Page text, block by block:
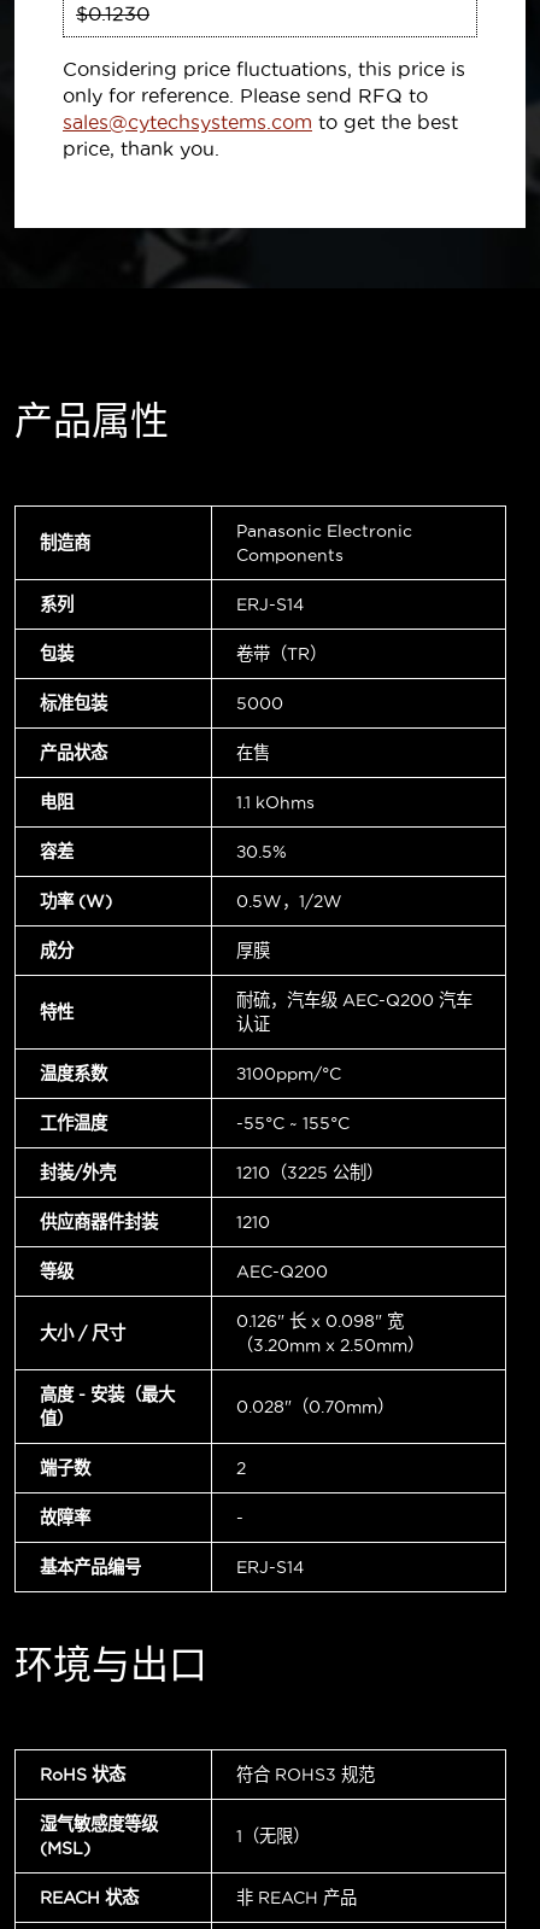
$0.1230
Considering price fluctuations, this price is
only for reference. Please send RFQ to
sales@cytechsystems.com to get the best
price, thank you.
产品属性
制造商
Panasonic Electronic
Components
系列 ERJ-S14
包装 卷带（TR）
标准包装 5000
产品状态 在售
电阻 1.1 kOhms
容差 ±0.5%
功率 (W) 0.5W，1/2W
成分 厚膜
特性
耐硫，汽车级 AEC-Q200 汽车
认证
温度系数 ±100ppm/°C
工作温度 -55°C ~ 155°C
封装/外壳 1210（3225 公制）
供应商器件封装 1210
等级 AEC-Q200
大小 / 尺寸
0.126" 长 x 0.098" 宽
（3.20mm x 2.50mm）
高度 - 安装（最大
值）
0.028"（0.70mm）
端子数 2
故障率 -
基本产品编号 ERJ-S14
环境与出口
RoHS 状态 符合 ROHS3 规范
湿气敏感度等级
(MSL)
1（无限）
REACH 状态 非 REACH 产品